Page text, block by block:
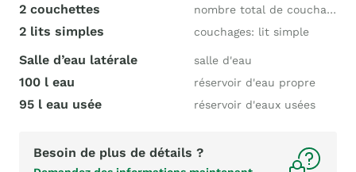
2 couchettes nombre total de couchages
2 lits simples couchages: lit simple
Salle d’eau latérale salle d'eau
100 l eau réservoir d'eau propre
95 l eau usée réservoir d'eaux usées
Besoin de plus de détails ?